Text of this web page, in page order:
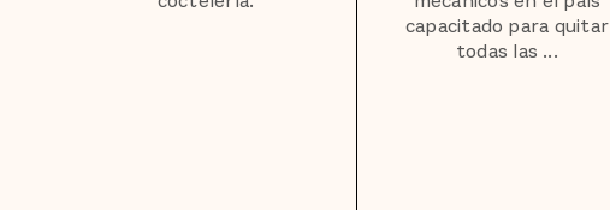
capacitado para quitar
todas las ...